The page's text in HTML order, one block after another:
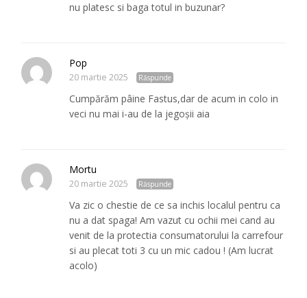
nu platesc si baga totul in buzunar?
Pop
20 martie 2025 Răspunde
Cumpărăm pâine Fastus,dar de acum in colo in
veci nu mai i-au de la jegoșii aia
Mortu
20 martie 2025 Răspunde
Va zic o chestie de ce sa inchis localul pentru ca
nu a dat spaga! Am vazut cu ochii mei cand au
venit de la protectia consumatorului la carrefour
si au plecat toti 3 cu un mic cadou ! (Am lucrat
acolo)